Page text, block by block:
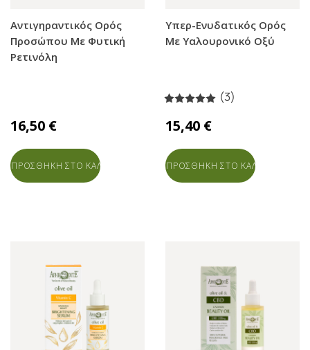
Αντιγηραντικός Ορός
Προσώπου Με Φυτική
Ρετινόλη
16,50 €
ΠΡΟΣΘΗΚΗ ΣΤΟ ΚΑΛΑΘΙ
Υπερ-Ενυδατικός Ορός
Με Υαλουρονικό Οξύ
(3)
15,40 €
ΠΡΟΣΘΗΚΗ ΣΤΟ ΚΑΛΑΘΙ